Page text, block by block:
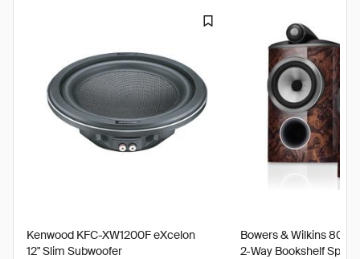
Kenwood KFC-XW1200F eXcelon
12" Slim Subwoofer
Bowers & Wilkins 805
2-Way Bookshelf